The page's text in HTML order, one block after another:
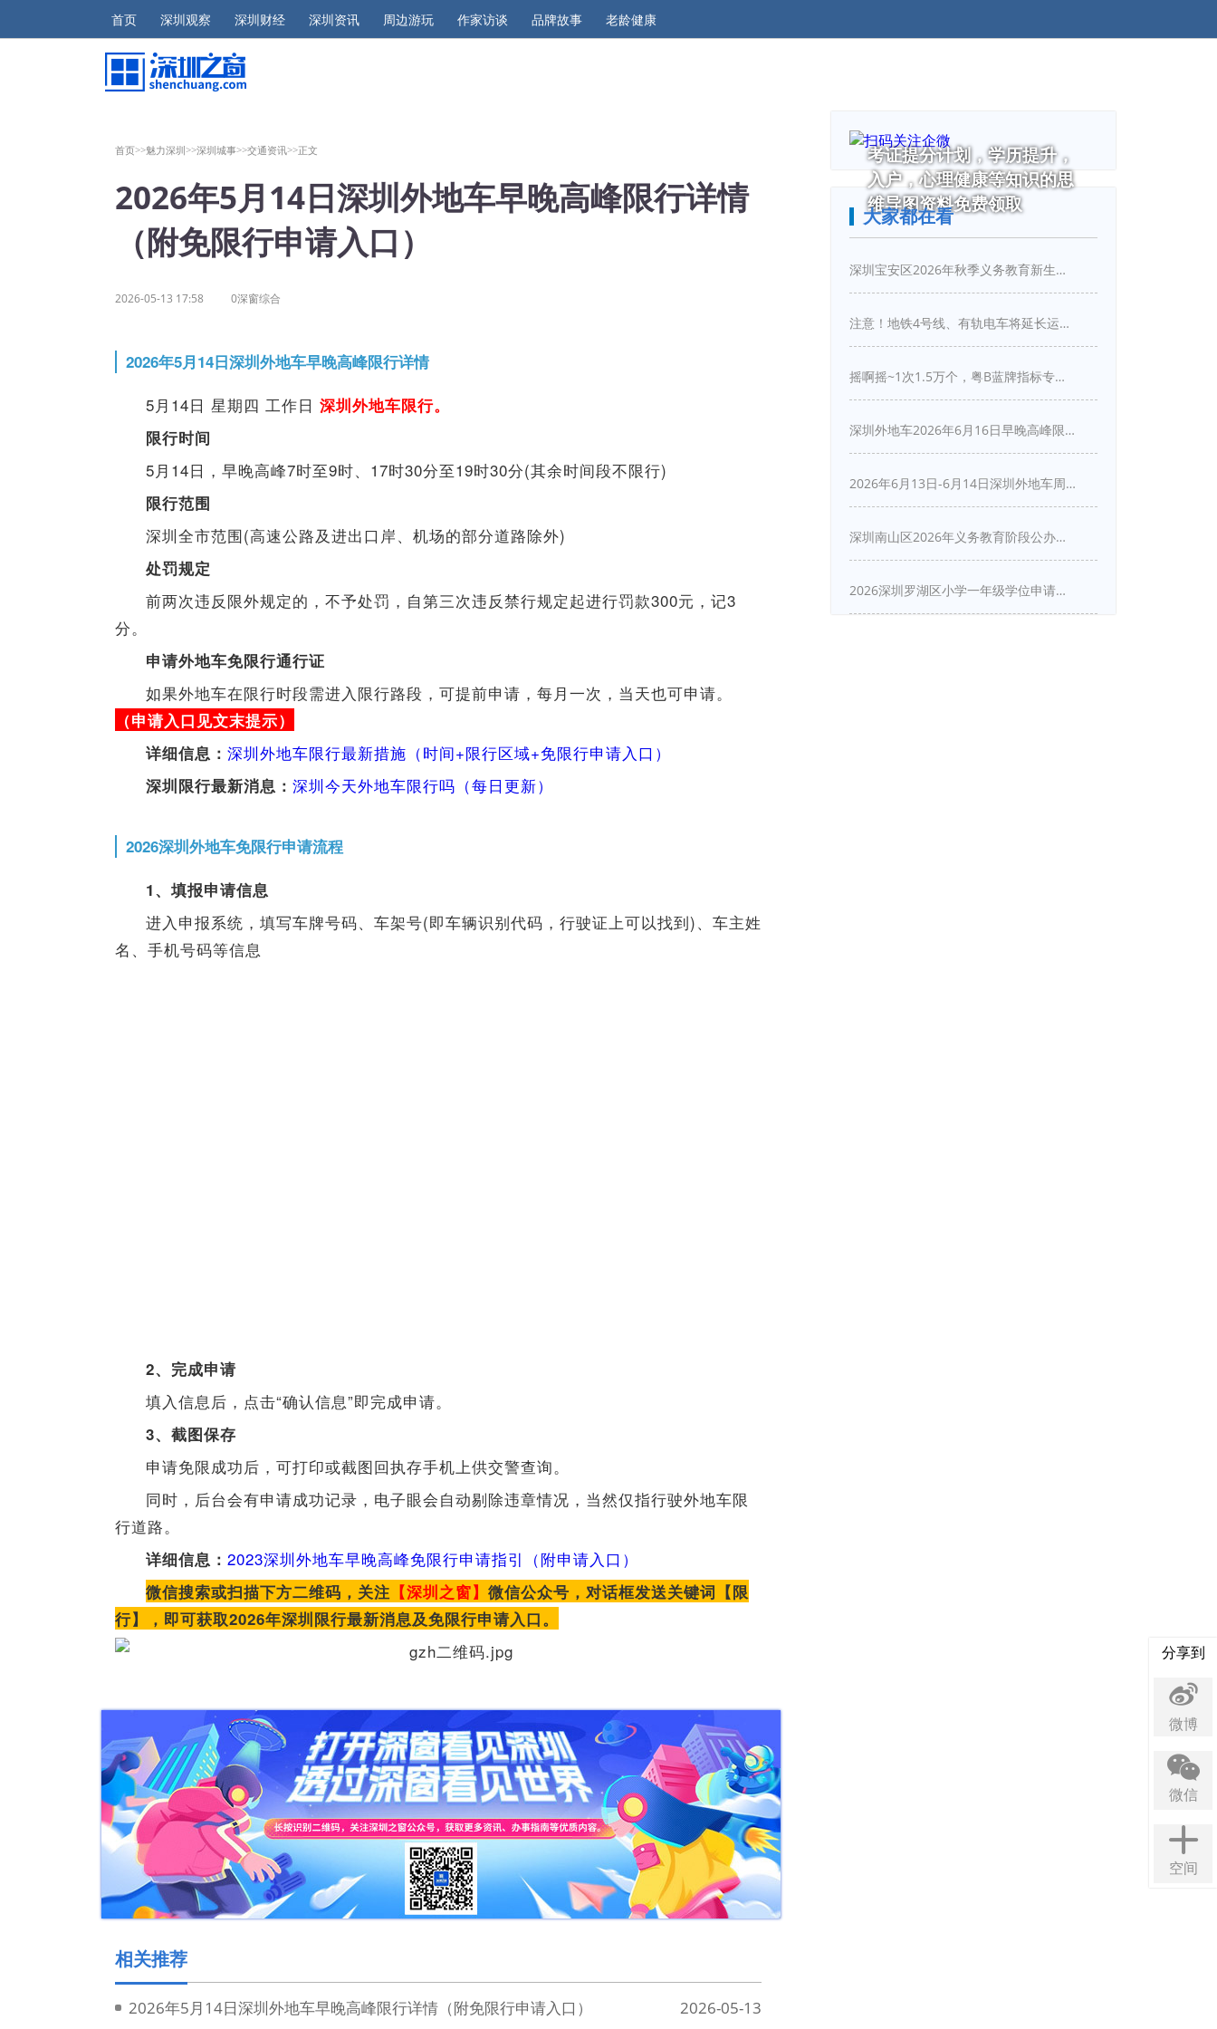
首页 深圳观察 深圳财经 深圳资讯 周边游玩 作家访谈 品牌故事 老龄健康
首页>>魅力深圳>>深圳城事>>交通资讯>>正文
2026年5月14日深圳外地车早晚高峰限行详情
（附免限行申请入口）
2026-05-13 17:58 0深窗综合
2026年5月14日深圳外地车早晚高峰限行详情
5月14日 星期四 工作日 深圳外地车限行。
限行时间
5月14日，早晚高峰7时至9时、17时30分至19时30分(其余时间段不限行)
限行范围
深圳全市范围(高速公路及进出口岸、机场的部分道路除外)
处罚规定
前两次违反限外规定的，不予处罚，自第三次违反禁行规定起进行罚款300元，记3
分。
申请外地车免限行通行证
如果外地车在限行时段需进入限行路段，可提前申请，每月一次，当天也可申请。
（申请入口见文末提示）
详细信息： 深圳外地车限行最新措施（时间+限行区域+免限行申请入口）
深圳限行最新消息： 深圳今天外地车限行吗（每日更新）
2026深圳外地车免限行申请流程
1、填报申请信息
进入申报系统，填写车牌号码、车架号(即车辆识别代码，行驶证上可以找到)、车主姓
名、手机号码等信息
2、完成申请
填入信息后，点击“确认信息”即完成申请。
3、截图保存
申请免限成功后，可打印或截图回执存手机上供交警查询。
同时，后台会有申请成功记录，电子眼会自动剔除违章情况，当然仅指行驶外地车限
行道路。
详细信息： 2023深圳外地车早晚高峰免限行申请指引（附申请入口）
微信搜索或扫描下方二维码，关注 【深圳之窗】 微信公众号，对话框发送关键词【限
行】，即可获取2026年深圳限行最新消息及免限行申请入口。
分享到
微博
微信
空间
相关推荐
2026年5月14日深圳外地车早晚高峰限行详情（附免限行申请入口） 2026-05-13
考证提分计划，学历提升，
入户，心理健康等知识的思
维导图资料免费领取
大家都在看
深圳宝安区2026年秋季义务教育新生入学指引
注意！地铁4号线、有轨电车将延长运营服务！
摇啊摇~1次1.5万个，粤B蓝牌指标专项摇号又来啦！
深圳外地车2026年6月16日早晚高峰限行详情
2026年6月13日-6月14日深圳外地车周末限行吗
深圳南山区2026年义务教育阶段公办学校新生入学申请指南
2026深圳罗湖区小学一年级学位申请指南